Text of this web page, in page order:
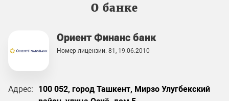
О банке
Ориент Финанс банк
Номер лицензии: 81, 19.06.2010
Адрес:
100 052, город Ташкент, Мирзо Улугбекский